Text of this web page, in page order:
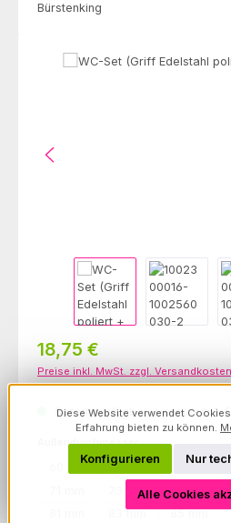
Bürstenking
Bildergalerie überspringen
Regulärer Preis:
18,75 €
Preise inkl. MwSt. zzgl. Versandkosten
Sofort verfügbar, Lieferzeit: 1-
Außendurchmesserauswählen
60 mm 63 mm 65 mm
73 mm 75 mm
83 mm 85 mm
Diese Website verwendet
Erfahrung bieten zu können.
Nur
Konfigurieren
Alle Cookies